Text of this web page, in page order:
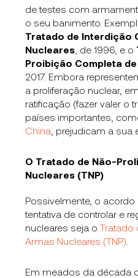
de testes com
o seu banimento.
Tratado de Interdição
Nucleares , de 1996, e o
Proibição Completa
2017. Embora
a proliferação nuclear,
ratificação (fazer valer o
países importantes,
China , prejudicam a sua
O Tratado de Não-
Nucleares (TNP)
Possivelmente, o acordo
tentativa de controlar e
nucleares seja oTratado
Armas Nucleares (TNP)
Em meados da década